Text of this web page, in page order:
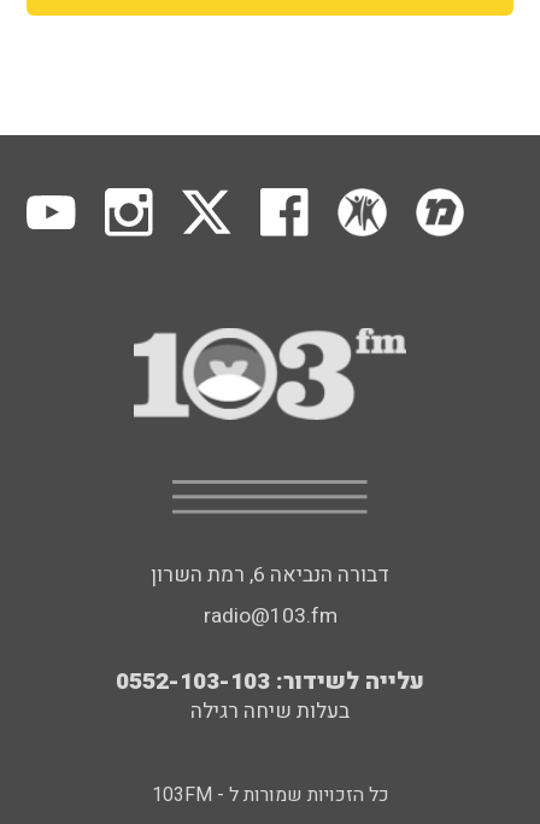
דבורה הנביאה 6, רמת השרון
radio@103.fm
עלייה לשידור: 0552-103-103
בעלות שיחה רגילה
כל הזכויות שמורות ל - 103FM